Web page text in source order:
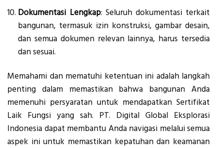
Dokumentasi Lengkap: Seluruh dokumentasi terkait
bangunan, termasuk izin konstruksi, gambar desain,
dan semua dokumen relevan lainnya, harus tersedia
dan sesuai.
Memahami dan mematuhi ketentuan ini adalah langkah
penting dalam memastikan bahwa bangunan Anda
memenuhi persyaratan untuk mendapatkan Sertifikat
Laik Fungsi yang sah. PT. Digital Global Eksplorasi
Indonesia dapat membantu Anda navigasi melalui semua
aspek ini untuk memastikan kepatuhan dan keamanan